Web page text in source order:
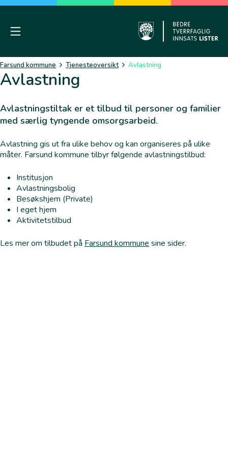
Skip
contentMobile Menu
Farsund
Farsund kommune Tjenesteoversikt Avlastning
Avlastning
Avlastningstiltak er et tilbud til personer og familier
med særlig tyngende omsorgsarbeid.
Avlastning gis ut fra ulike behov og kan organiseres på ulike
måter. Farsund kommune tilbyr følgende avlastningstilbud:
Institusjon
Avlastningsbolig
Besøkshjem (Private)
I eget hjem
Aktivitetstilbud
Les mer om tilbudet på Farsund kommune sine sider.